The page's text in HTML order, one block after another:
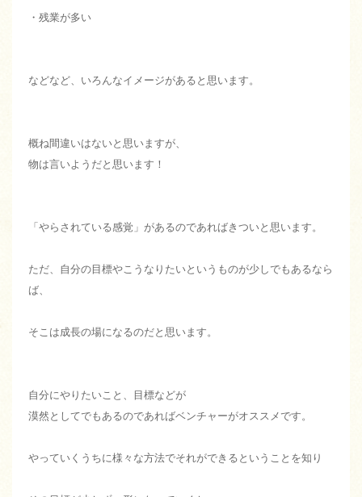
・残業が多い
などなど、いろんなイメージがあると思います。
概ね間違いはないと思いますが、
物は言いようだと思います！
「やらされている感覚」があるのであればきついと思います。
ただ、自分の目標やこうなりたいというものが少しでもあるなら
ば、
そこは成長の場になるのだと思います。
自分にやりたいこと、目標などが
漠然としてでもあるのであればベンチャーがオススメです。
やっていくうちに様々な方法でそれができるということを知り